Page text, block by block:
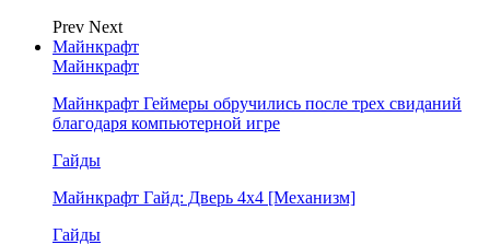
Prev Next
Майнкрафт
Майнкрафт
Майнкрафт Геймеры обручились после трех свиданий
благодаря компьютерной игре
Гайды
Майнкрафт Гайд: Дверь 4х4 [Механизм]
Гайды